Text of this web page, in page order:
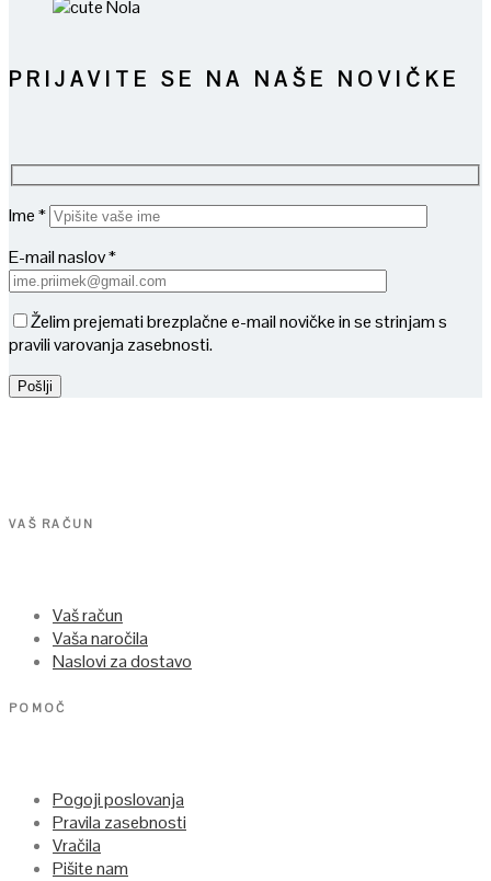
PRIJAVITE SE NA NAŠE NOVIČKE
Ime *
E-mail naslov *
Želim prejemati brezplačne e-mail novičke in se strinjam s
pravili varovanja zasebnosti.
VAŠ RAČUN
Vaš račun
Vaša naročila
Naslovi za dostavo
POMOČ
Pogoji poslovanja
Pravila zasebnosti
Vračila
Pišite nam